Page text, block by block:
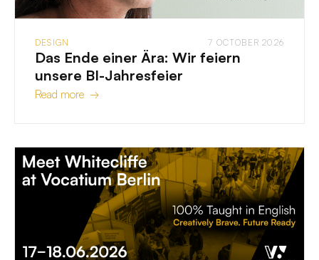
DESIGN 7 OCTOBER 2026
Das Ende einer Ära: Wir feiern
unsere BI-Jahresfeier
Read more →